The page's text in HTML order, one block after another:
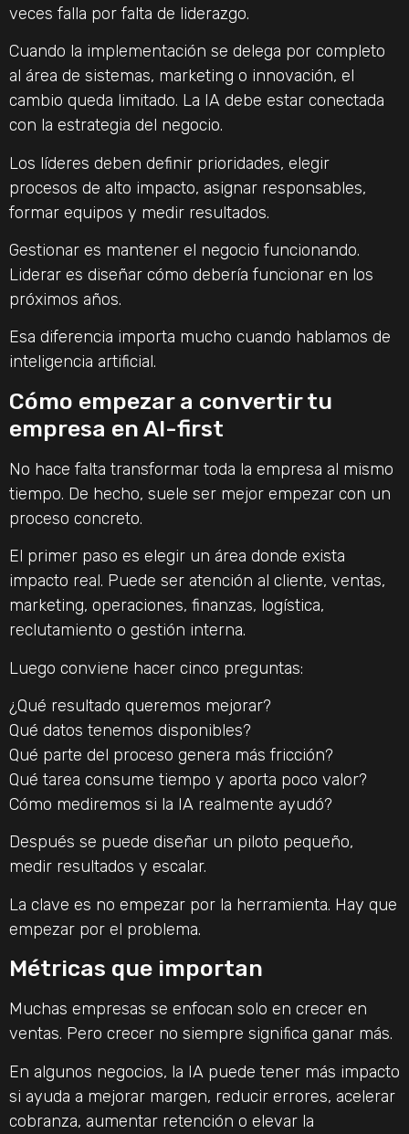
veces falla por falta de liderazgo.
Cuando la implementación se delega por completo
al área de sistemas, marketing o innovación, el
cambio queda limitado. La IA debe estar conectada
con la estrategia del negocio.
Los líderes deben definir prioridades, elegir
procesos de alto impacto, asignar responsables,
formar equipos y medir resultados.
Gestionar es mantener el negocio funcionando.
Liderar es diseñar cómo debería funcionar en los
próximos años.
Esa diferencia importa mucho cuando hablamos de
inteligencia artificial.
Cómo empezar a convertir tu
empresa en AI-first
No hace falta transformar toda la empresa al mismo
tiempo. De hecho, suele ser mejor empezar con un
proceso concreto.
El primer paso es elegir un área donde exista
impacto real. Puede ser atención al cliente, ventas,
marketing, operaciones, finanzas, logística,
reclutamiento o gestión interna.
Luego conviene hacer cinco preguntas:
¿Qué resultado queremos mejorar?
Qué datos tenemos disponibles?
Qué parte del proceso genera más fricción?
Qué tarea consume tiempo y aporta poco valor?
Cómo mediremos si la IA realmente ayudó?
Después se puede diseñar un piloto pequeño,
medir resultados y escalar.
La clave es no empezar por la herramienta. Hay que
empezar por el problema.
Métricas que importan
Muchas empresas se enfocan solo en crecer en
ventas. Pero crecer no siempre significa ganar más.
En algunos negocios, la IA puede tener más impacto
si ayuda a mejorar margen, reducir errores, acelerar
cobranza, aumentar retención o elevar la